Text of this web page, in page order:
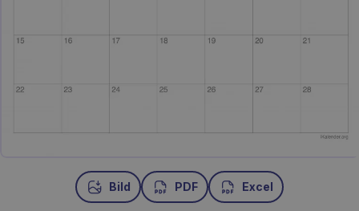
Bild PDF Excel